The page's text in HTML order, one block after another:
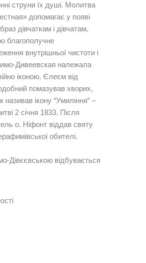
струни їх душі. Молитва
допомагає у появі
дівчаткам і дівчатам,
благополучне
внутрішньої чистоти і
Дивеевская належала
іконою. Єлеєм від
помазував хворих,
ікону “Умиління” –
2 січня 1833. Після
о. Ніфонт віддав святу
обителі.
Дівєєвською відбувається